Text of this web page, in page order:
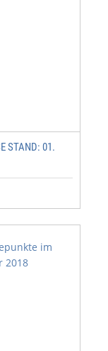
STAND: 01.